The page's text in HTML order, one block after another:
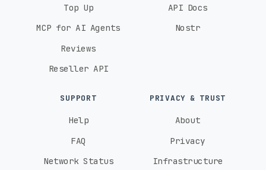
Top Up
MCP for AI Agents
Reviews
Reseller API
API Docs
Nostr
SUPPORT
Help
FAQ
Network Status
PRIVACY & TRUST
About
Privacy
Infrastructure